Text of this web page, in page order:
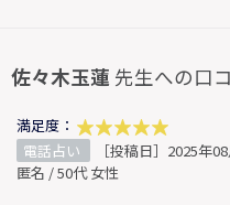
佐々木玉蓮 先生への口
満足度：
電話占い
［投稿日］2025年
匿名 / 50代 女性